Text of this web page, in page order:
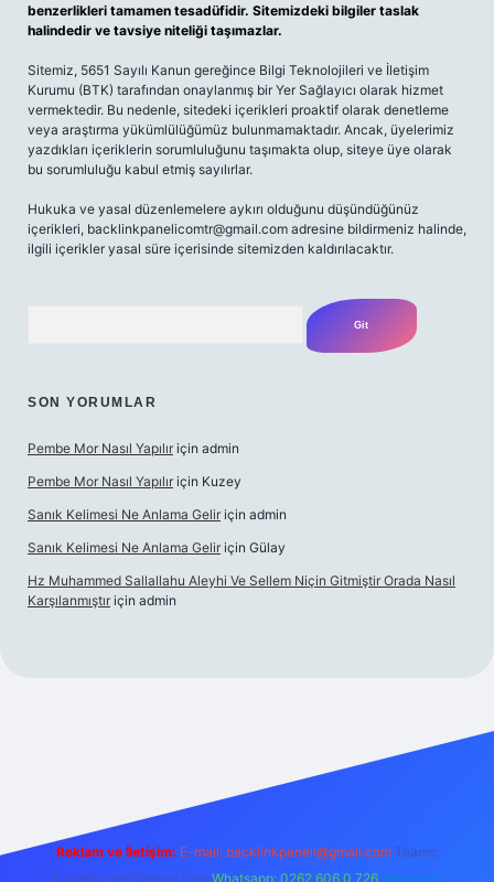
benzerlikleri tamamen tesadüfidir. Sitemizdeki bilgiler taslak
halindedir ve tavsiye niteliği taşımazlar.
Sitemiz, 5651 Sayılı Kanun gereğince Bilgi Teknolojileri ve İletişim
Kurumu (BTK) tarafından onaylanmış bir Yer Sağlayıcı olarak hizmet
vermektedir. Bu nedenle, sitedeki içerikleri proaktif olarak denetleme
veya araştırma yükümlülüğümüz bulunmamaktadır. Ancak, üyelerimiz
yazdıkları içeriklerin sorumluluğunu taşımakta olup, siteye üye olarak
bu sorumluluğu kabul etmiş sayılırlar.
Hukuka ve yasal düzenlemelere aykırı olduğunu düşündüğünüz
içerikleri, backlinkpanelicomtr@gmail.com adresine bildirmeniz halinde,
ilgili içerikler yasal süre içerisinde sitemizden kaldırılacaktır.
SON YORUMLAR
Pembe Mor Nasıl Yapılır için admin
Pembe Mor Nasıl Yapılır için Kuzey
Sanık Kelimesi Ne Anlama Gelir için admin
Sanık Kelimesi Ne Anlama Gelir için Gülay
Hz Muhammed Sallallahu Aleyhi Ve Sellem Niçin Gitmiştir Orada Nasıl
Karşılanmıştır için admin
Reklam ve İletişim: E-mail: backlinkpaneli@gmail.com Teams:
forumhizmeti@gmail.com Whatsapp: 0262 606 0 726 Telegram: